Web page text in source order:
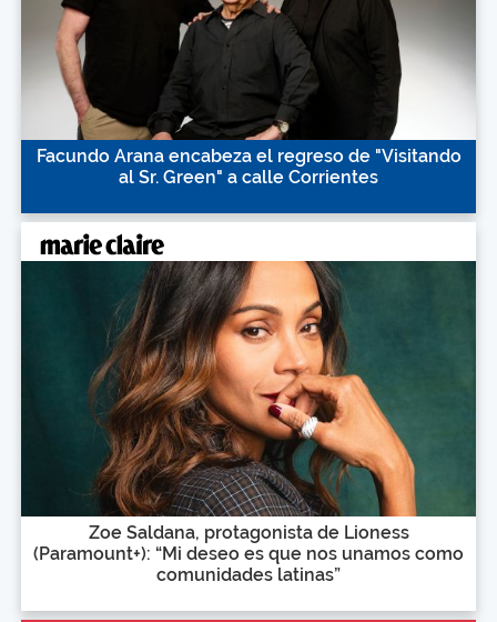
Facundo Arana encabeza el regreso de "Visitando
al Sr. Green" a calle Corrientes
Zoe Saldana, protagonista de Lioness
(Paramount+): “Mi deseo es que nos unamos como
comunidades latinas”